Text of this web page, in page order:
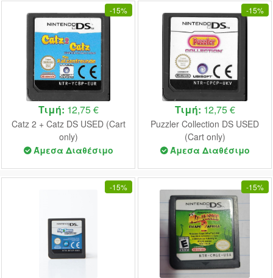
-15%
Τιμή: 12,75 €
Catz 2 + Catz DS USED (Cart
only)
Άμεσα Διαθέσιμο
-15%
Τιμή: 12,75 €
Puzzler Collection DS USED
(Cart only)
Άμεσα Διαθέσιμο
-15% -15%